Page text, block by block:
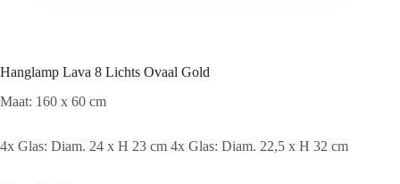
Hanglamp Lava 8 Lichts Ovaal Gold
Maat: 160 x 60 cm
4x Glas: Diam. 24 x H 23 cm 4x Glas: Diam. 22,5 x H 32 cm